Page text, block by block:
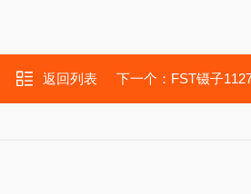
返回列表 下一个： FST镊子11272-50